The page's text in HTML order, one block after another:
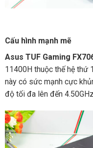
Cấu hình mạnh mẽ
Asus TUF Gaming
11400H thuộc thế hệ thứ
này có sức mạnh cực
độ tối đa lên đến